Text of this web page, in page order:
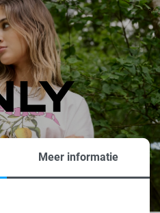
Meer informatie